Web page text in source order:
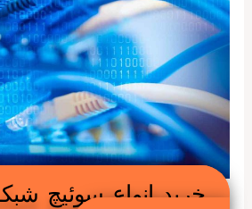
خرید انواع سوئیچ